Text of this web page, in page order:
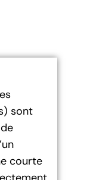
sont
courte